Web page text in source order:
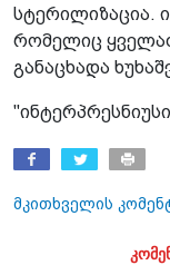
სტერილიზაცია.
რომელიც
განაცხადა
მკითხველის